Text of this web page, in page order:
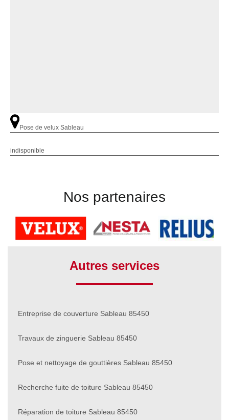
Pose de velux Sableau
indisponible
Nos partenaires
Autres services
Entreprise de couverture Sableau 85450
Travaux de zinguerie Sableau 85450
Pose et nettoyage de gouttières Sableau 85450
Recherche fuite de toiture Sableau 85450
Réparation de toiture Sableau 85450